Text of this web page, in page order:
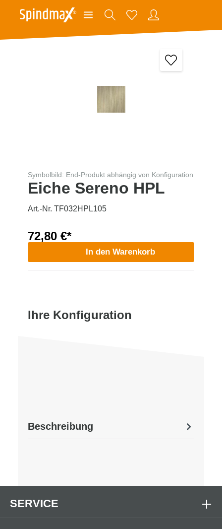
Symbolbild: End-Produkt abhängig von Konfiguration
Eiche Sereno HPL
Art.-Nr. TF032HPL105
72,80 €*
In den Warenkorb
Ihre Konfiguration
Beschreibung
SERVICE